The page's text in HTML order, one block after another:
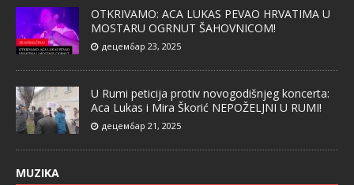
OTKRIVAMO: ACA LUKAS PEVAO HRVATIMA U
MOSTARU OGRNUT ŠAHOVNICOM!
децембар 23, 2025
U Rumi peticija protiv novogodišnjeg koncerta:
Aca Lukas i Mira Škorić NEPOŽELJNI U RUMI!
децембар 21, 2025
MUZIKA